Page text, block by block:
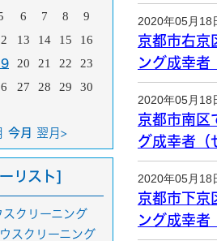
2020年05月18
京都市右京
ング成幸者
2020年05月18
京都市南区
グ成幸者（
2020年05月18
京都市下京
ング成幸者
6 7 8
9
13 14 15
16
20 21 22
23
27 28 29
30
今月 翌月>
リスト]
スクリーニング
スクリーニング